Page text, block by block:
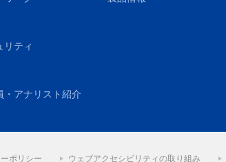
リティ
・アナリスト紹介
ポリシー ウェブアクセシビリティの取り組み